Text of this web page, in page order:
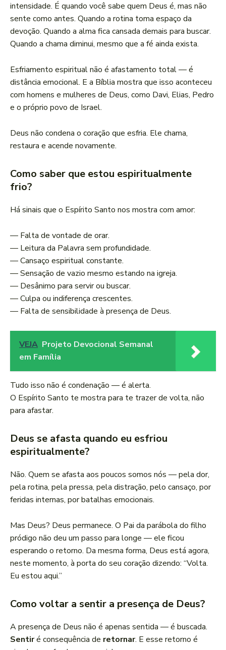
intensidade. É quando você sabe quem Deus é, mas não
sente como antes. Quando a rotina toma espaço da
devoção. Quando a alma fica cansada demais para buscar.
Quando a chama diminui, mesmo que a fé ainda exista.
Esfriamento espiritual não é afastamento total — é
distância emocional. E a Bíblia mostra que isso aconteceu
com homens e mulheres de Deus, como Davi, Elias, Pedro
e o próprio povo de Israel.
Deus não condena o coração que esfria. Ele chama,
restaura e acende novamente.
Como saber que estou espiritualmente
frio?
Há sinais que o Espírito Santo nos mostra com amor:
— Falta de vontade de orar.
— Leitura da Palavra sem profundidade.
— Cansaço espiritual constante.
— Sensação de vazio mesmo estando na igreja.
— Desânimo para servir ou buscar.
— Culpa ou indiferença crescentes.
— Falta de sensibilidade à presença de Deus.
VEJA Projeto Devocional Semanal
em Família
Tudo isso não é condenação — é alerta.
O Espírito Santo te mostra para te trazer de volta, não
para afastar.
Deus se afasta quando eu esfriou
espiritualmente?
Não. Quem se afasta aos poucos somos nós — pela dor,
pela rotina, pela pressa, pela distração, pelo cansaço, por
feridas internas, por batalhas emocionais.
Mas Deus? Deus permanece. O Pai da parábola do filho
pródigo não deu um passo para longe — ele ficou
esperando o retorno. Da mesma forma, Deus está agora,
neste momento, à porta do seu coração dizendo: “Volta.
Eu estou aqui.”
Como voltar a sentir a presença de Deus?
A presença de Deus não é apenas sentida — é buscada.
Sentiré consequência de retornar. E esse retorno é